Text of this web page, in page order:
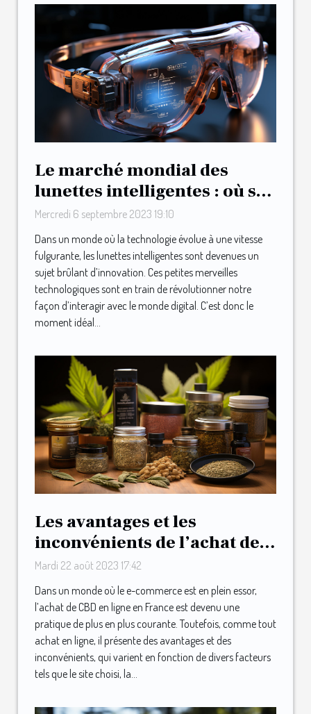
Le marché mondial des
lunettes intelligentes : où se
positionne Urband ?
Mercredi 6 septembre 2023 19:10
Dans un monde où la technologie évolue à une vitesse
fulgurante, les lunettes intelligentes sont devenues un
sujet brûlant d’innovation. Ces petites merveilles
technologiques sont en train de révolutionner notre
façon d’interagir avec le monde digital. C’est donc le
moment idéal...
Les avantages et les
inconvénients de l’achat de
CBD en ligne en France
Mardi 22 août 2023 17:42
Dans un monde où le e-commerce est en plein essor,
l’achat de CBD en ligne en France est devenu une
pratique de plus en plus courante. Toutefois, comme tout
achat en ligne, il présente des avantages et des
inconvénients, qui varient en fonction de divers facteurs
tels que le site choisi, la...